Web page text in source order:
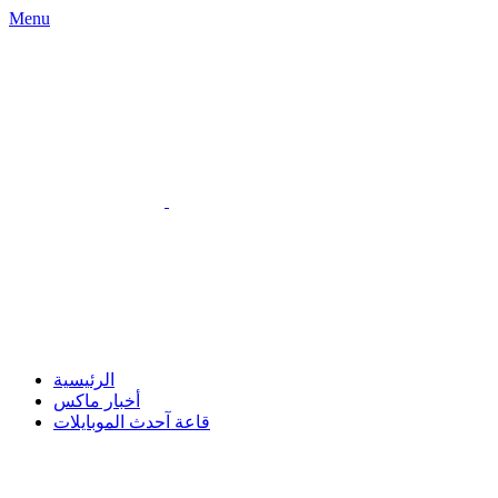
Menu
الرئيسية
أخبار ماكس
قاعة آحدث الموبايلات